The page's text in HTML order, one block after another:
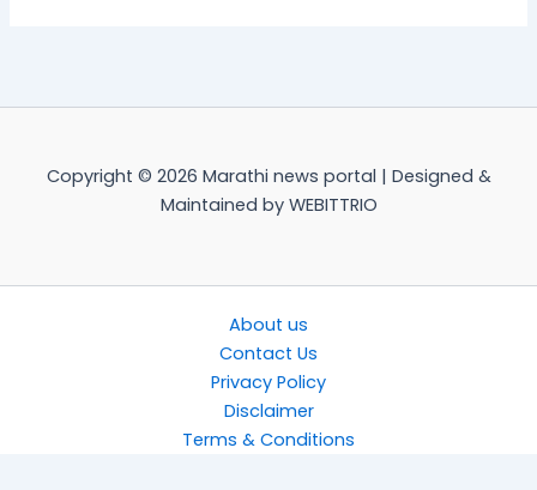
Copyright © 2026 Marathi news portal | Designed &
Maintained by WEBITTRIO
About us
Contact Us
Privacy Policy
Disclaimer
Terms & Conditions